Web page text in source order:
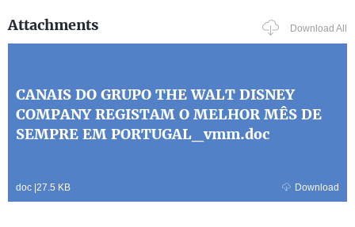
Attachments Download All
CANAIS DO GRUPO THE WALT DISNEY
COMPANY REGISTAM O MELHOR MÊS DE
SEMPRE EM PORTUGAL_vmm.doc
doc 27.5 KB Download